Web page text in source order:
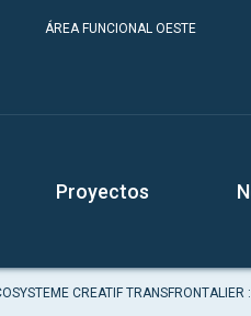
ÁREA FUNCIONAL OESTE
Proyectos
CREATIF